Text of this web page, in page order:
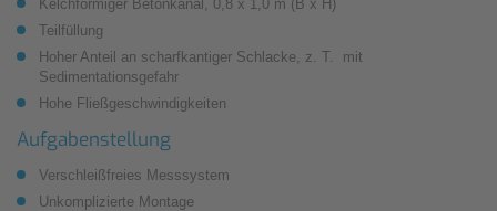
Kelchförmiger Betonkanal, 0,8 x 1,0 m (B x H)
Teilfüllung
Hoher Anteil an scharfkantiger Schlacke, z. T. mit
Sedimentationsgefahr
Hohe Fließgeschwindigkeiten
Aufgabenstellung
Verschleißfreies Messsystem
Unkomplizierte Montage